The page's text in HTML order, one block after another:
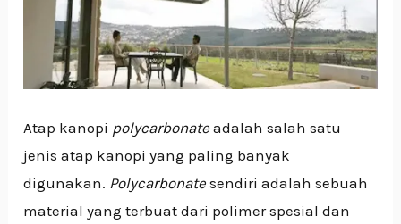
Atap kanopi polycarbonate adalah salah satu
jenis atap kanopi yang paling banyak
digunakan. Polycarbonate sendiri adalah sebuah
material yang terbuat dari polimer spesial dan